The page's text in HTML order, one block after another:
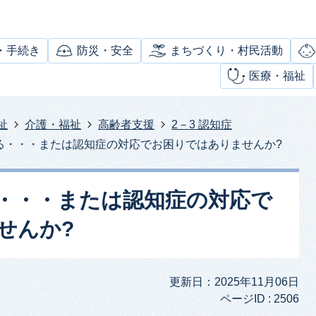
手続き 防災・安全 まちづくり・村民活動
医療・福祉
介護・福祉 高齢者支援
2－3 認知症
・・・または認知症の対応でお困りではありませんか?
・・または認知症の対応で
んか?
更新日：2025年11月06日
ページID : 2506